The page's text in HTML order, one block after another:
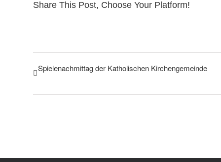
Share This Post, Choose Your Platform!
Spielenachmittag der Katholischen Kirchengemeinde